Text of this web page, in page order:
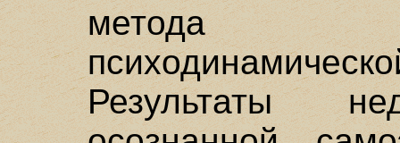
метода
Результаты